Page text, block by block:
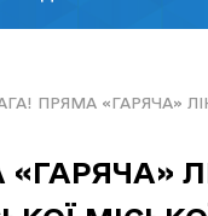
ПРЯМА «ГАРЯЧА»